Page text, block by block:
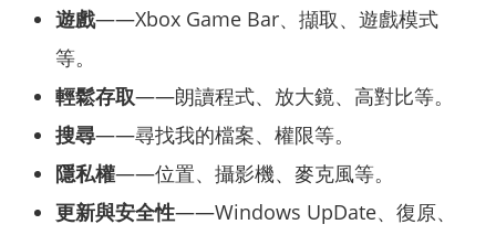
遊戲——Xbox Game Bar、擷取、遊戲模式
等。
輕鬆存取——朗讀程式、放大鏡、高對比等。
搜尋——尋找我的檔案、權限等。
隱私權——位置、攝影機、麥克風等。
更新與安全性——Windows UpDate、復原、